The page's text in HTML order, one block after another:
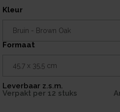
kleur
formaat
Leverbaar z.s.m.
Verpakt per 12 stuks